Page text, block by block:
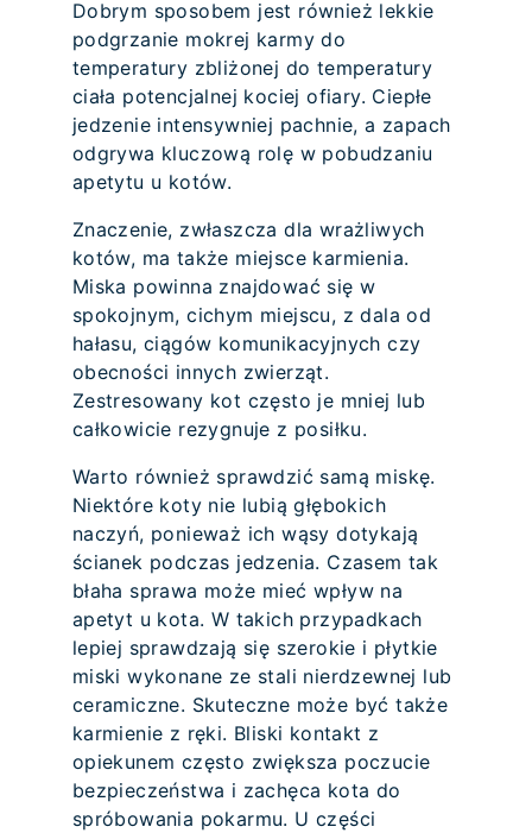
Dobrym sposobem jest również lekkie
podgrzanie mokrej karmy do
temperatury zbliżonej do temperatury
ciała potencjalnej kociej ofiary. Ciepłe
jedzenie intensywniej pachnie, a zapach
odgrywa kluczową rolę w pobudzaniu
apetytu u kotów.
Znaczenie, zwłaszcza dla wrażliwych
kotów, ma także miejsce karmienia.
Miska powinna znajdować się w
spokojnym, cichym miejscu, z dala od
hałasu, ciągów komunikacyjnych czy
obecności innych zwierząt.
Zestresowany kot często je mniej lub
całkowicie rezygnuje z posiłku.
Warto również sprawdzić samą miskę.
Niektóre koty nie lubią głębokich
naczyń, ponieważ ich wąsy dotykają
ścianek podczas jedzenia. Czasem tak
błaha sprawa może mieć wpływ na
apetyt u kota. W takich przypadkach
lepiej sprawdzają się szerokie i płytkie
miski wykonane ze stali nierdzewnej lub
ceramiczne. Skuteczne może być także
karmienie z ręki. Bliski kontakt z
opiekunem często zwiększa poczucie
bezpieczeństwa i zachęca kota do
spróbowania pokarmu. U części